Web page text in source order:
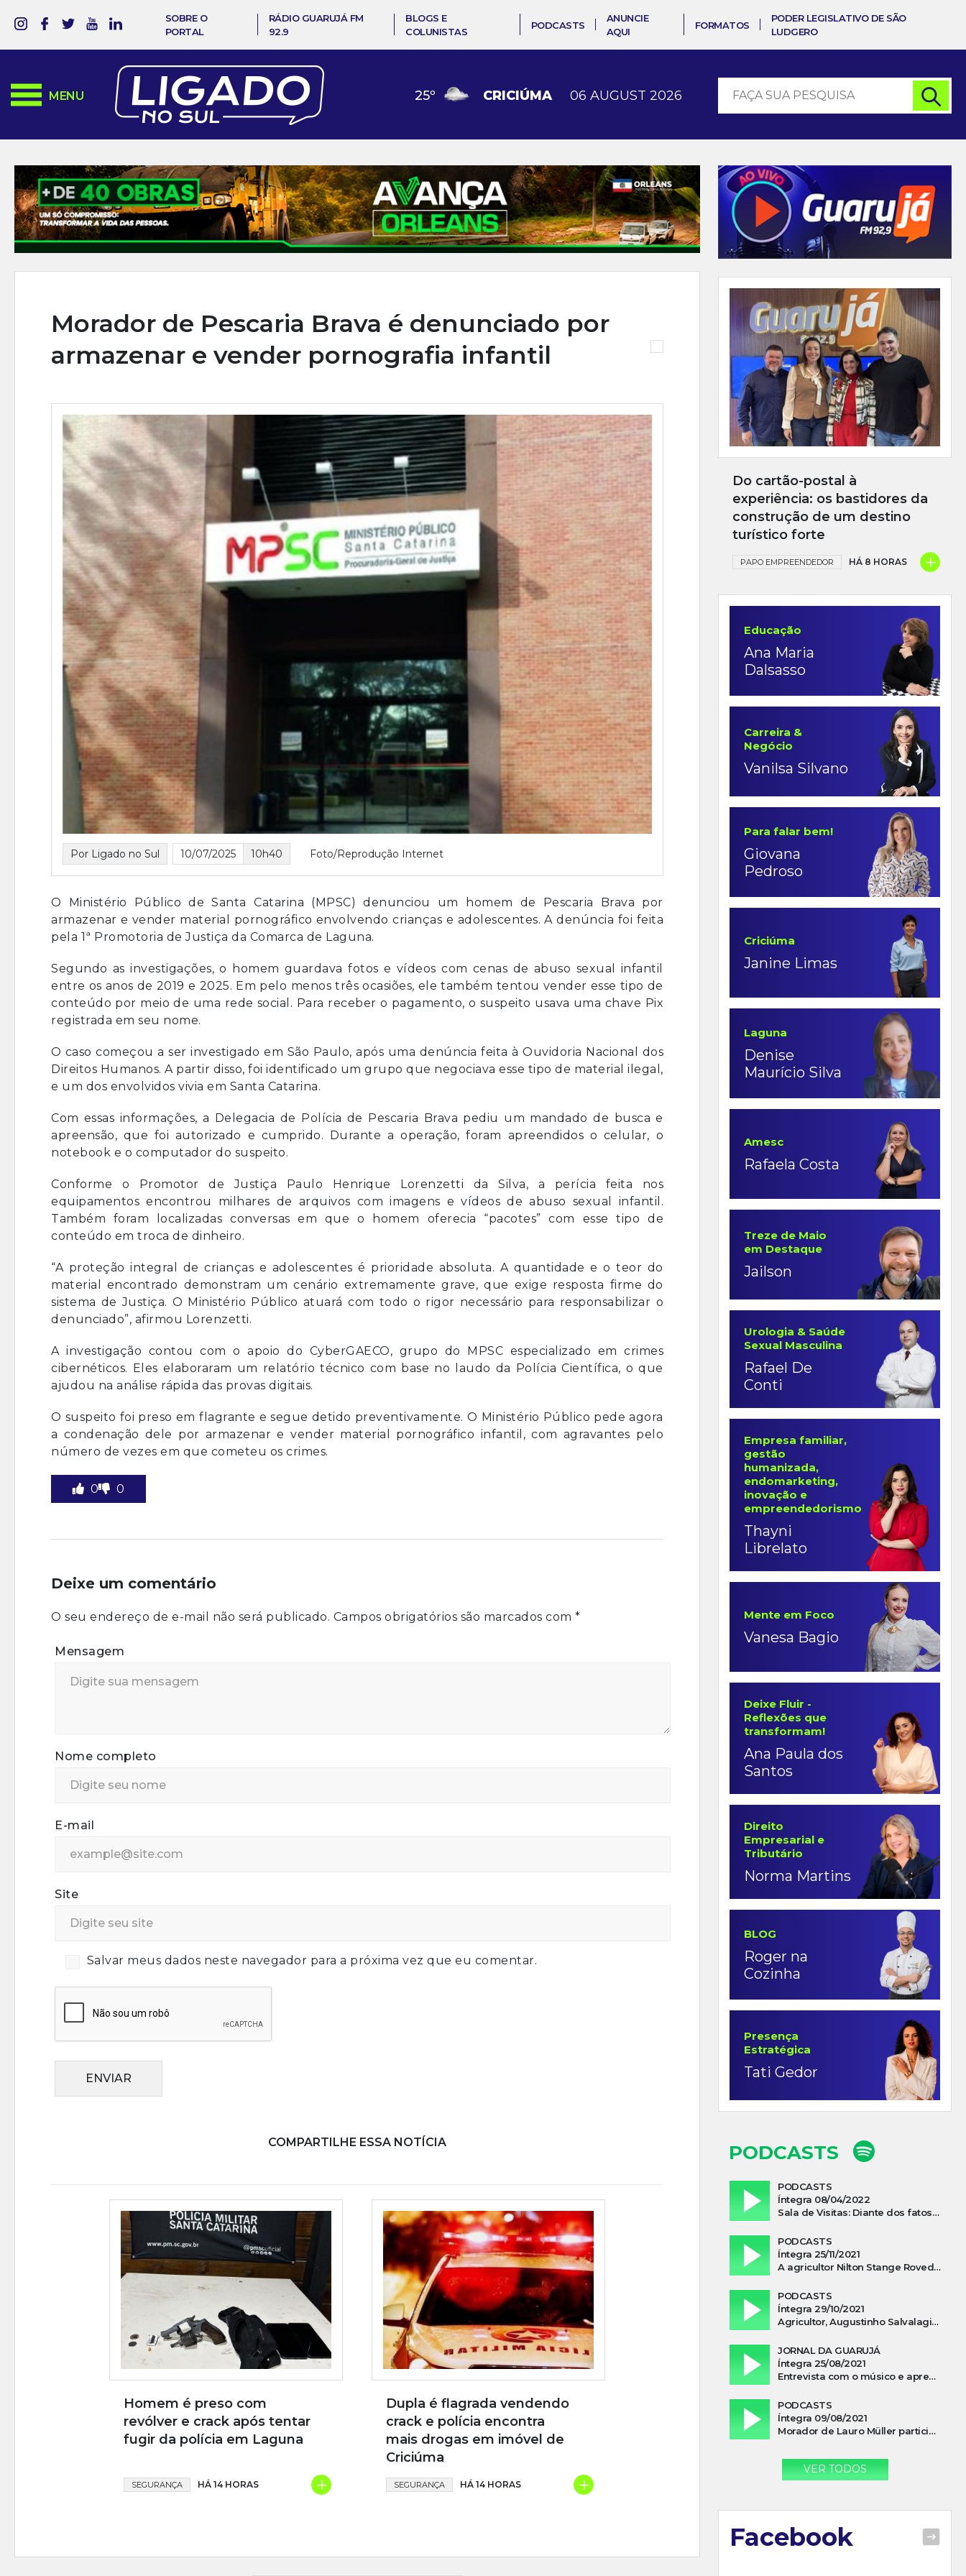
SOBRE O
PORTAL
RÁDIO GUARUJÁ FM
92.9
BLOGS E
COLUNISTAS
PODCASTS
ANUNCIE
AQUI
FORMATOS
PODER LEGISLATIVO DE SÃO
LUDGERO
MENU 25º CRICIÚMA 06 AUGUST 2026
Morador de Pescaria Brava é denunciado por
armazenar e vender pornografia infantil
Por Ligado no Sul 10/07/2025 10h40 Foto/Reprodução Internet
O Ministério Público de Santa Catarina (MPSC) denunciou um homem de Pescaria Brava por
armazenar e vender material pornográfico envolvendo crianças e adolescentes. A denúncia foi feita
pela 1ª Promotoria de Justiça da Comarca de Laguna.
Segundo as investigações, o homem guardava fotos e vídeos com cenas de abuso sexual infantil
entre os anos de 2019 e 2025. Em pelo menos três ocasiões, ele também tentou vender esse tipo de
conteúdo por meio de uma rede social. Para receber o pagamento, o suspeito usava uma chave Pix
registrada em seu nome.
O caso começou a ser investigado em São Paulo, após uma denúncia feita à Ouvidoria Nacional dos
Direitos Humanos. A partir disso, foi identificado um grupo que negociava esse tipo de material ilegal,
e um dos envolvidos vivia em Santa Catarina.
Com essas informações, a Delegacia de Polícia de Pescaria Brava pediu um mandado de busca e
apreensão, que foi autorizado e cumprido. Durante a operação, foram apreendidos o celular, o
notebook e o computador do suspeito.
Conforme o Promotor de Justiça Paulo Henrique Lorenzetti da Silva, a perícia feita nos
equipamentos encontrou milhares de arquivos com imagens e vídeos de abuso sexual infantil.
Também foram localizadas conversas em que o homem oferecia “pacotes” com esse tipo de
conteúdo em troca de dinheiro.
“A proteção integral de crianças e adolescentes é prioridade absoluta. A quantidade e o teor do
material encontrado demonstram um cenário extremamente grave, que exige resposta firme do
sistema de Justiça. O Ministério Público atuará com todo o rigor necessário para responsabilizar o
denunciado”, afirmou Lorenzetti.
A investigação contou com o apoio do CyberGAECO, grupo do MPSC especializado em crimes
cibernéticos. Eles elaboraram um relatório técnico com base no laudo da Polícia Científica, o que
ajudou na análise rápida das provas digitais.
O suspeito foi preso em flagrante e segue detido preventivamente. O Ministério Público pede agora
a condenação dele por armazenar e vender material pornográfico infantil, com agravantes pelo
número de vezes em que cometeu os crimes.
0 0
Deixe um comentário
O seu endereço de e-mail não será publicado. Campos obrigatórios são marcados com *
Mensagem
Nome completo
E-mail
Site
Salvar meus dados neste navegador para a próxima vez que eu comentar.
ENVIAR
COMPARTILHE ESSA NOTÍCIA
Homem é preso com
revólver e crack após tentar
fugir da polícia em Laguna
SEGURANÇA HÁ 14 HORAS +
Dupla é flagrada vendendo
crack e polícia encontra
mais drogas em imóvel de
Criciúma
SEGURANÇA HÁ 14 HORAS +
Do cartão-postal à
experiência: os bastidores da
construção de um destino
turístico forte
PAPO EMPREENDEDOR HÁ 8 HORAS +
Educação
Ana Maria
Dalsasso
Carreira &
Negócio
Vanilsa Silvano
Para falar bem!
Giovana
Pedroso
Criciúma
Janine Limas
Laguna
Denise
Maurício Silva
Amesc
Rafaela Costa
Treze de Maio
em Destaque
Jailson
Urologia & Saúde
Sexual Masculina
Rafael De
Conti
Empresa familiar,
gestão
humanizada,
endomarketing,
inovação e
empreendedorismo
Thayni
Librelato
Mente em Foco
Vanesa Bagio
Deixe Fluir -
Reflexões que
transformam!
Ana Paula dos
Santos
Direito
Empresarial e
Tributário
Norma Martins
BLOG
Roger na
Cozinha
Presença
Estratégica
Tati Gedor
PODCASTS
PODCASTS
Íntegra 08/04/2022
Sala de Visitas: Diante dos fatos que influenciam a economia o que podemos esperar de 2022
PODCASTS
Íntegra 25/11/2021
A agricultor Nilton Stange Roveda, afirma ter recebido ajuda espiritual durante acidente
PODCASTS
Íntegra 29/10/2021
Agricultor, Augustinho Salvalagio, relata sobre aparição do Cavaleiro Negro no Rio das Furnas
JORNAL DA GUARUJÁ
Íntegra 25/08/2021
Entrevista com o músico e apresentador, Lismael Ferrareis, no Cidade e Campo
PODCASTS
Íntegra 09/08/2021
Morador de Lauro Müller participa de motociata em apoio a Bolsonaro
VER TODOS
Facebook